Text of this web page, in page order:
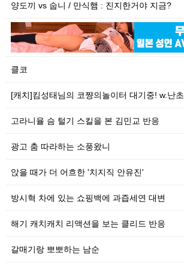
양도끼 vs 숩니 / 만식햄 : 진지한거야 지금?
클코
[캐치]킴성태님의 코쨩의놀이터 대기중! w.난초
고라니율 슴 털기 스킬을 본 김민교 반응
광고 춤 따라하는 소풍왔니
앉을 때가 더 어흐한 '치지직 안유진'
방시혁 차에 있는 쇼핑백에 과즙세연 대변
해기 캐치캐치 리액션을 보는 클리드 반응
갈매기랑 뽀뽀하는 남순